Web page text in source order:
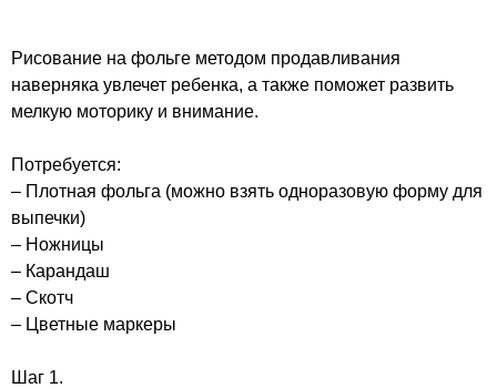
Рисование на фольге методом продавливания
наверняка увлечет ребенка, а также поможет развить
мелкую моторику и внимание.
Потребуется:
– Плотная фольга (можно взять одноразовую форму для
выпечки)
– Ножницы
– Карандаш
– Скотч
– Цветные маркеры
Шаг 1.